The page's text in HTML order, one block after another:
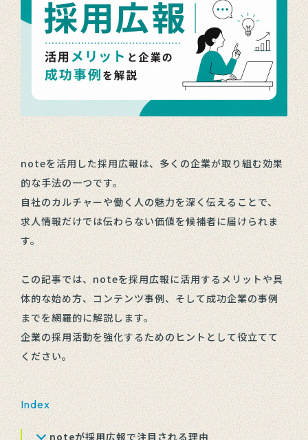
noteを活用した採用広報は、多くの企業が取り組む効果
的な手法の一つです。
自社のカルチャーや働く人の魅力を深く伝えることで、
求人情報だけでは伝わらない価値を候補者に届けられま
す。
この記事では、noteを採用広報に活用するメリットや具
体的な始め方、コンテンツ事例、そして成功企業の事例
までを網羅的に解説します。
企業の採用活動を強化するためのヒントとして役立てて
ください。
Index
noteが採用広報で注目される理由